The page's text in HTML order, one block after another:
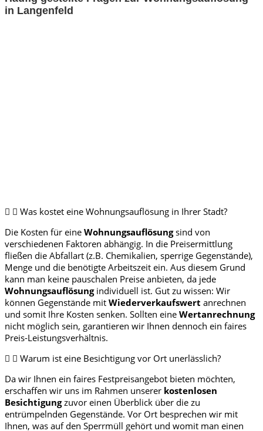
in Langenfeld
Was kostet eine Wohnungsauflösung in Ihrer Stadt?
Die Kosten für eine Wohnungsauflösungsind von
verschiedenen Faktoren abhängig. In die Preisermittlung
fließen die Abfallart (z.B. Chemikalien, sperrige Gegenstände),
Menge und die benötigte Arbeitszeit ein. Aus diesem Grund
kann man keine pauschalen Preise anbieten, da jede
Wohnungsauflösung individuell ist. Gut zu wissen: Wir
können Gegenstände mit Wiederverkaufswert anrechnen
und somit Ihre Kosten senken. Sollten eine Wertanrechnung
nicht möglich sein, garantieren wir Ihnen dennoch ein faires
Preis-Leistungsverhältnis.
Warum ist eine Besichtigung vor Ort unerlässlich?
Da wir Ihnen ein faires Festpreisangebot bieten möchten,
erschaffen wir uns im Rahmen unserer kostenlosen
Besichtigungzuvor einen Überblick über die zu
entrümpelnden Gegenstände. Vor Ort besprechen wir mit
Ihnen, was auf den Sperrmüll gehört und womit man einen